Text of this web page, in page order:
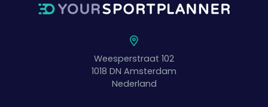
Weesperstraat 102
1018 DN Amsterdam
Nederland